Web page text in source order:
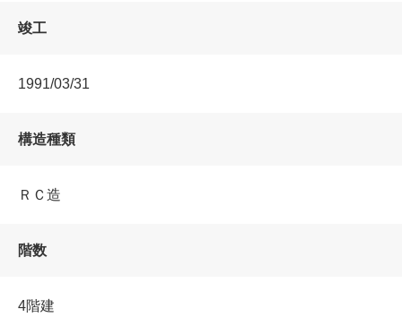
竣工
1991/03/31
構造種類
ＲＣ造
階数
4階建